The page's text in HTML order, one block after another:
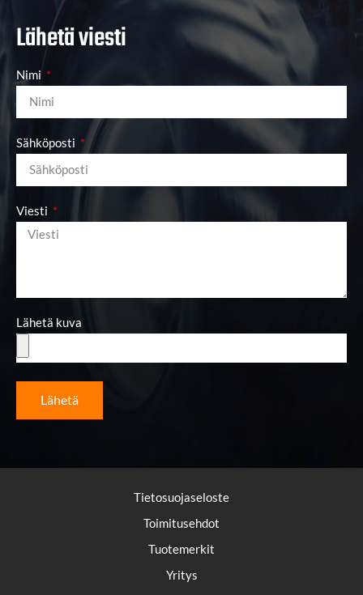
Lähetä viesti
Nimi
Sähköposti
Viesti
Lähetä kuva
Lähetä
Tietosuojaseloste
Toimitusehdot
Tuotemerkit
Yritys